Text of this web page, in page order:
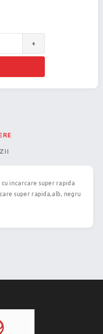
+
incarcare super rapida
super rapida,alb, negru